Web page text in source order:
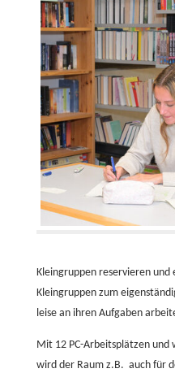
Kleingruppen reservieren und
Kleingruppen zum
leise an ihren Aufgaben
Mit 12 PC-Arbeitsplätzen
wird der Raum z.B. auch für